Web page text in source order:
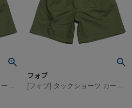
フォブ